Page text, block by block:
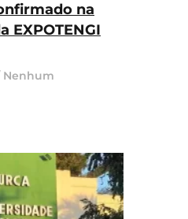
na
EXPOTENGI
Nenhum